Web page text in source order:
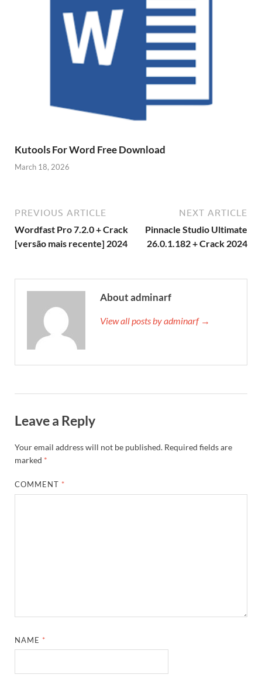
Kutools For Word Free Download
March 18, 2026
PREVIOUS ARTICLE
Wordfast Pro 7.2.0 + Crack
[versão mais recente] 2024
NEXT ARTICLE
Pinnacle Studio Ultimate
26.0.1.182 + Crack 2024
About adminarf
View all posts by adminarf →
Leave a Reply
Your email address will not be published. Required fields are
marked *
COMMENT *
NAME *